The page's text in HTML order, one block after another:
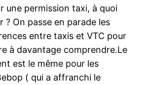
une permission taxi, à quoi
? On passe en parade les
entre taxis et VTC pour
à davantage comprendre.Le
est le même pour les
( qui a affranchi le